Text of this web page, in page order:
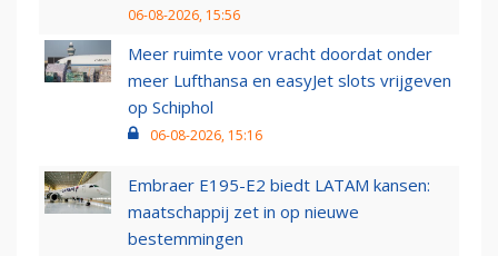
06-08-2026, 15:56
Meer ruimte voor vracht doordat onder
meer Lufthansa en easyJet slots vrijgeven
op Schiphol
06-08-2026, 15:16
Embraer E195-E2 biedt LATAM kansen:
maatschappij zet in op nieuwe
bestemmingen